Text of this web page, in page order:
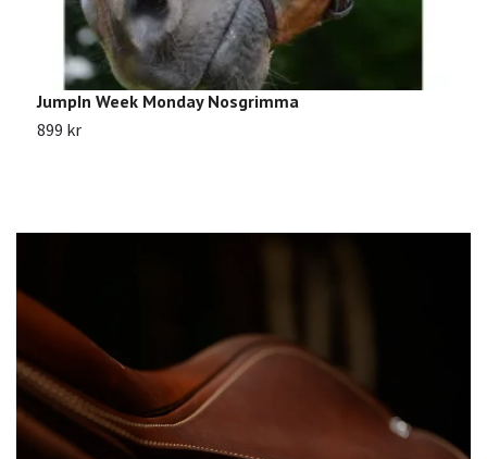
JumpIn Week Monday Nosgrimma
899 kr